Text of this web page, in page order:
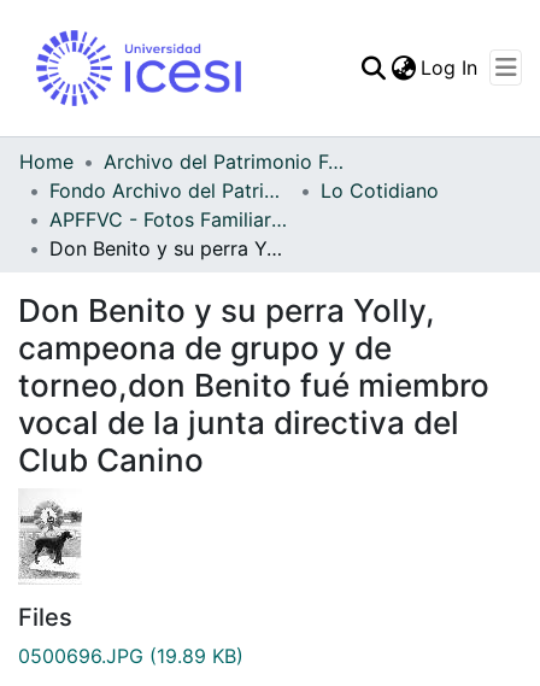
Statistics
Log In
Home
Archivo del Patrimonio Fotográfico y Fílmico del Valle del Cauca
Fondo Archivo del Patrimonio Fotográfico y Fílmico del Valle del Cauca
Lo Cotidiano
APFFVC - Fotos Familiares - Patrimonial
Don Benito y su perra Yolly, campeona de grupo y de torneo,don Benito fué miembro vocal de la junta directiva del Club Canino
Don Benito y su perra Yolly,
campeona de grupo y de
torneo,don Benito fué miembro
vocal de la junta directiva del
Club Canino
Files
0500696.JPG (19.89 KB)